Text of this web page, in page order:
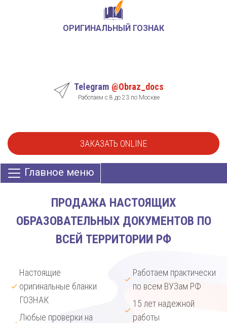
ОРИГИНАЛЬНЫЙ ГОЗНАК
Telegram @Obraz_docs
Работаем с 8 до 23 по Москве
ЗАКАЗАТЬ ONLINE
Главное меню
ПРОДАЖА НАСТОЯЩИХ
ОБРАЗОВАТЕЛЬНЫХ ДОКУМЕНТОВ ПО
ВСЕЙ ТЕРРИТОРИИ РФ
Настоящие
оригинальные бланки
ГОЗНАК
Любые проверки на
Работаем практически
по всем ВУЗам РФ
15 лет надежной
работы